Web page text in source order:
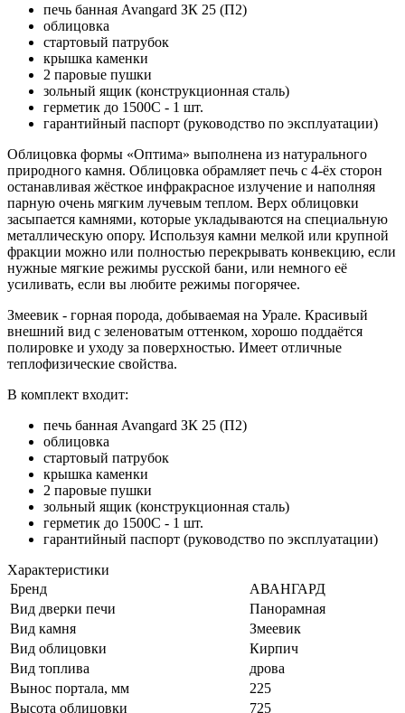
печь банная Avangard ЗК 25 (П2)
облицовка
стартовый патрубок
крышка каменки
2 паровые пушки
зольный ящик (конструкционная сталь)
герметик до 1500С - 1 шт.
гарантийный паспорт (руководство по эксплуатации)
Облицовка формы «Оптима» выполнена из натурального
природного камня. Облицовка обрамляет печь с 4-ёх сторон
останавливая жёсткое инфракрасное излучение и наполняя
парную очень мягким лучевым теплом. Верх облицовки
засыпается камнями, которые укладываются на специальную
металлическую опору. Используя камни мелкой или крупной
фракции можно или полностью перекрывать конвекцию, если
нужные мягкие режимы русской бани, или немного её
усиливать, если вы любите режимы погорячее.
Змеевик - горная порода, добываемая на Урале. Красивый
внешний вид с зеленоватым оттенком, хорошо поддаётся
полировке и уходу за поверхностью. Имеет отличные
теплофизические свойства.
В комплект входит:
печь банная Avangard ЗК 25 (П2)
облицовка
стартовый патрубок
крышка каменки
2 паровые пушки
зольный ящик (конструкционная сталь)
герметик до 1500С - 1 шт.
гарантийный паспорт (руководство по эксплуатации)
Характеристики
Бренд
АВАНГАРД
Вид дверки печи
Панорамная
Вид камня
Змеевик
Вид облицовки
Кирпич
Вид топлива
дрова
Вынос портала, мм
225
Высота облицовки
725